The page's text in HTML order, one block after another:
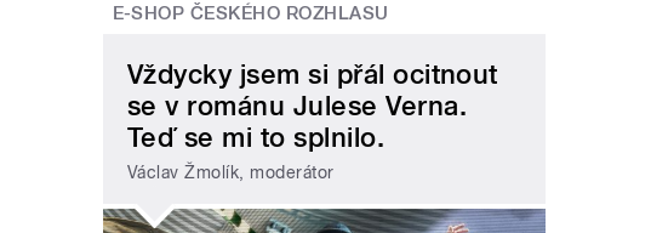
E-SHOP ČESKÉHO ROZHLASU
Vždycky jsem si přál ocitnout
se v románu Julese Verna.
Teď se mi to splnilo.
Václav Žmolík, moderátor